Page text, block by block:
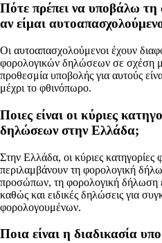
Πότε πρέπει να υποβάλω
αν είμαι
Οι αυτοαπασχολούμενοι έχουν
φορολογικών δηλώσεων σε σχέση
προθεσμία υποβολής για αυτούς
μέχρι το φθινόπωρο.
Ποιες είναι οι κύριες
δηλώσεων στην Ελλάδα;
Στην Ελλάδα, οι κύριες
περιλαμβάνουν τη φορολογική
προσώπων, τη φορολογική δήλωση
καθώς και ειδικές δηλώσεις για
φορολογουμένων.
Ποια είναι η διαδικασία